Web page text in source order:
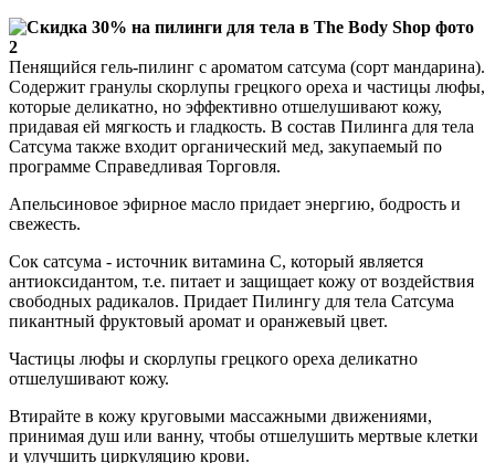
Пенящийся гель-пилинг с ароматом сатсума (сорт мандарина).
Содержит гранулы скорлупы грецкого ореха и частицы люфы,
которые деликатно, но эффективно отшелушивают кожу,
придавая ей мягкость и гладкость. В состав Пилинга для тела
Сатсума также входит органический мед, закупаемый по
программе Справедливая Торговля.
Апельсиновое эфирное масло придает энергию, бодрость и
свежесть.
Сок сатсума - источник витамина С, который является
антиоксидантом, т.е. питает и защищает кожу от воздействия
свободных радикалов. Придает Пилингу для тела Сатсума
пикантный фруктовый аромат и оранжевый цвет.
Частицы люфы и скорлупы грецкого ореха деликатно
отшелушивают кожу.
Втирайте в кожу круговыми массажными движениями,
принимая душ или ванну, чтобы отшелушить мертвые клетки
и улучшить циркуляцию крови.